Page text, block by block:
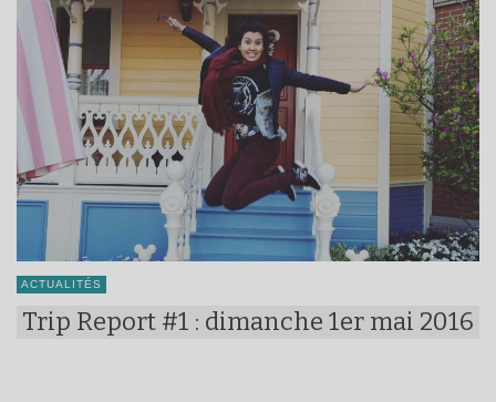
ACTUALITÉS
Trip Report #1 : dimanche 1er mai 2016